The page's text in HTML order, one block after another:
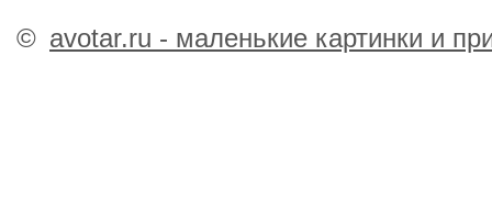
© avotar.ru - маленькие картинки и